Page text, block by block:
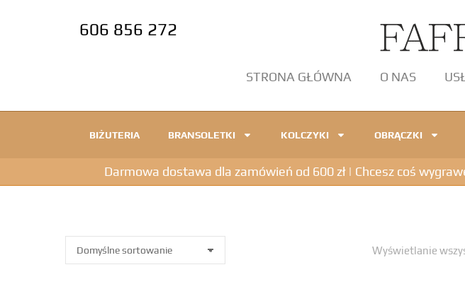
606 856 272
STRONA GŁÓWNA O NAS
BIŻUTERIA BRANSOLETKI KOLCZYKI OBRĄCZKI
Darmowa dostawa dla zamówień od 600 zł | Chcesz coś
Wyświetlanie